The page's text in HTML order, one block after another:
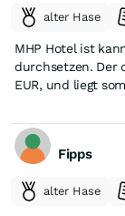
alter Hase
MHP Hotel ist
durchsetzen. Der
EUR, und liegt somit ca. 50EUR über dem nächst höchsten
Luxusmarken Marriott od. Hyatt nicht
der Qualität schaut. Wichtigste Region ist, wenn
Middle East. Mit Wiederaufnahme des Flugverkehrs kann man
denn je nach
Fipps
alter Hase